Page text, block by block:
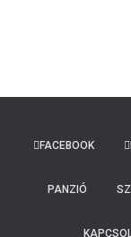
FACEBOOK
PANZIÓ